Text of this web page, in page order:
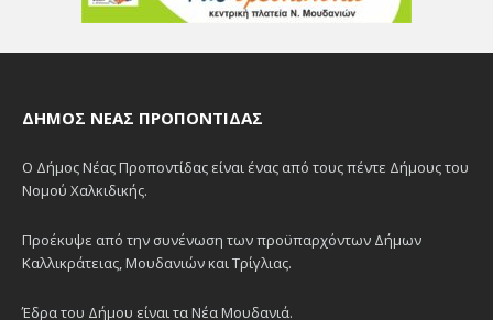
ΔΉΜΟΣ ΝΈΑΣ ΠΡΟΠΟΝΤΊΔΑΣ
Ο Δήμος Νέας Προποντίδας είναι ένας από τους πέντε Δήμους του
Νομού Χαλκιδικής.
Προέκυψε από την συνένωση των προϋπαρχόντων Δήμων
Καλλικράτειας, Μουδανιών και Τρίγλιας.
Έδρα του Δήμου είναι τα Νέα Μουδανιά.